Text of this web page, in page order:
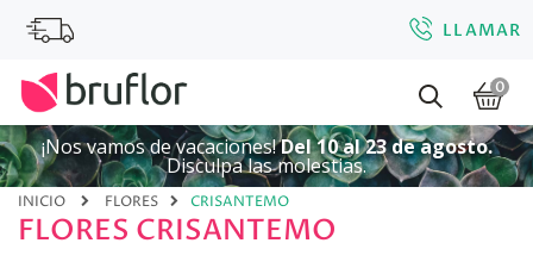
LLAMAR
0
¡Nos vamos de vacaciones!Del 10 al 23 de agosto.
Disculpa las molestias.
INICIO FLORES CRISANTEMO
FLORES CRISANTEMO